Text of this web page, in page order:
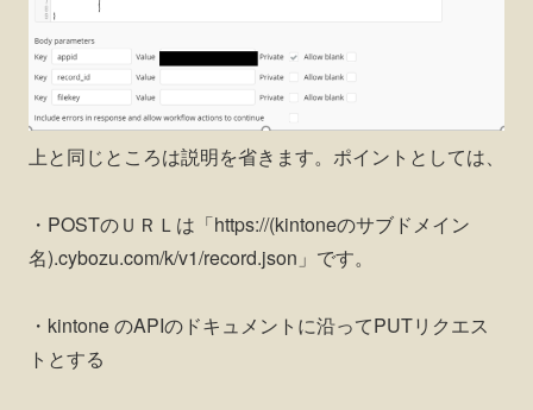
上と同じところは説明を省きます。ポイントとしては、
・POSTのＵＲＬは「https://(kintoneのサブドメイン
名).cybozu.com/k/v1/record.json」です。
・kintone のAPIのドキュメントに沿ってPUTリクエス
トとする